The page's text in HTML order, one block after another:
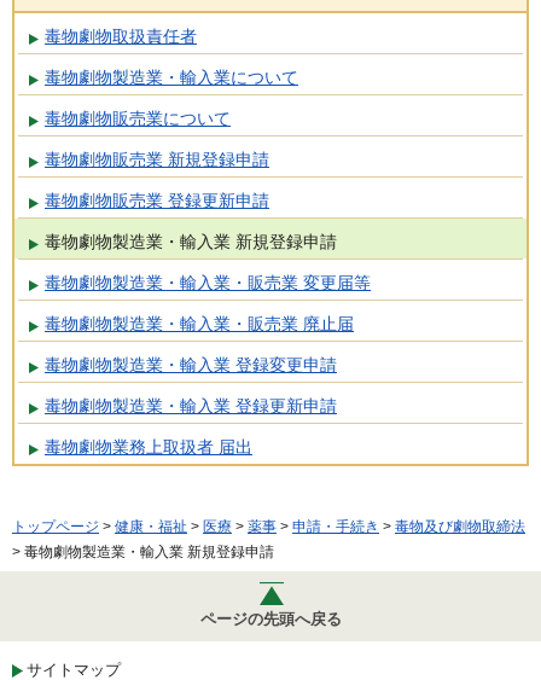
毒物劇物取扱責任者
毒物劇物製造業・輸入業について
毒物劇物販売業について
毒物劇物販売業 新規登録申請
毒物劇物販売業 登録更新申請
毒物劇物製造業・輸入業 新規登録申請
毒物劇物製造業・輸入業・販売業 変更届等
毒物劇物製造業・輸入業・販売業 廃止届
毒物劇物製造業・輸入業 登録変更申請
毒物劇物製造業・輸入業 登録更新申請
毒物劇物業務上取扱者 届出
トップページ > 健康・福祉 > 医療 > 薬事 > 申請・手続き > 毒物及び劇物取締法
> 毒物劇物製造業・輸入業 新規登録申請
ページの先頭へ戻る
サイトマップ